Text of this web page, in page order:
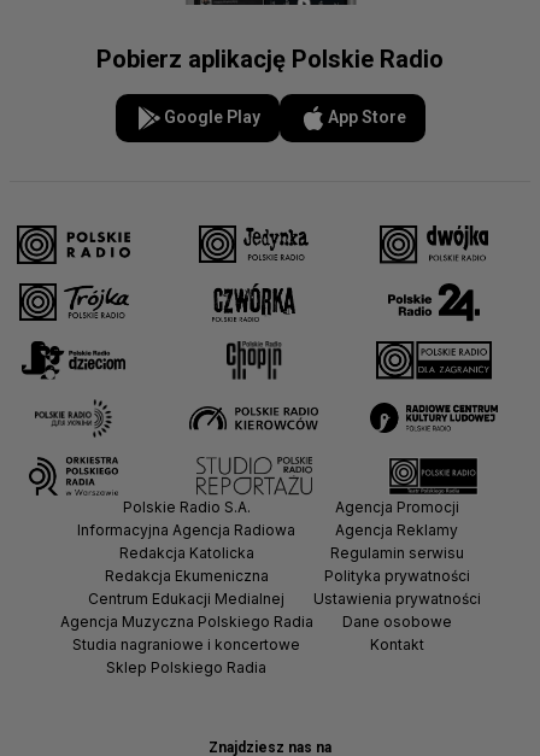
Pobierz aplikację Polskie Radio
Google Play App Store
Znajdziesz nas na
Polskie Radio S.A.
Informacyjna Agencja Radiowa
Redakcja Katolicka
Redakcja Ekumeniczna
Centrum Edukacji Medialnej
Agencja Muzyczna Polskiego Radia
Studia nagraniowe i koncertowe
Sklep Polskiego Radia
Agencja Promocji
Agencja Reklamy
Regulamin serwisu
Polityka prywatności
Ustawienia prywatności
Dane osobowe
Kontakt